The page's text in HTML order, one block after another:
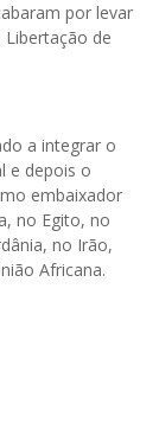
por levar
de
a integrar o
e depois o
embaixador
no Egito, no
no Irão,
Africana.